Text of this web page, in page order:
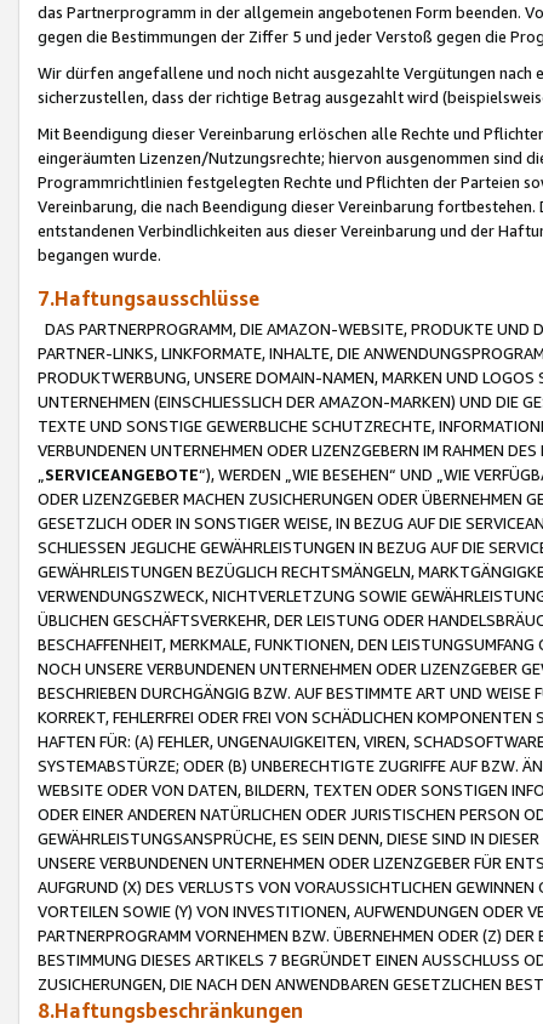
das Partnerprogramm in der allgemein angebotenen Form beenden.
gegen die Bestimmungen der Ziffer 5 und jeder Verstoß gegen die
Wir dürfen angefallene und noch nicht ausgezahlte Vergütungen
sicherzustellen, dass der richtige Betrag ausgezahlt wird
Mit Beendigung dieser Vereinbarung erlöschen alle Rechte und
eingeräumten Lizenzen/Nutzungsrechte; hiervon ausgenommen sind
Programmrichtlinien festgelegten Rechte und Pflichten der Parteien
Vereinbarung, die nach Beendigung dieser Vereinbarung
entstandenen Verbindlichkeiten aus dieser Vereinbarung und der
begangen wurde.
7.Haftungsausschlüsse
DAS PARTNERPROGRAMM, DIE AMAZON-WEBSITE, PRODUKTE UND
PARTNER-LINKS, LINKFORMATE, INHALTE, DIE
PRODUKTWERBUNG, UNSERE DOMAIN-NAMEN, MARKEN UND
UNTERNEHMEN (EINSCHLIESSLICH DER AMAZON-MARKEN) UND DIE
TEXTE UND SONSTIGE GEWERBLICHE SCHUTZRECHTE,
VERBUNDENEN UNTERNEHMEN ODER LIZENZGEBERN IM RAHMEN
SERVICEANGEBOTE“), WERDEN „WIE BESEHEN“ UND „WIE
ODER LIZENZGEBER MACHEN ZUSICHERUNGEN ODER ÜBERNEHMEN
GESETZLICH ODER IN SONSTIGER WEISE, IN BEZUG AUF DIE
SCHLIESSEN JEGLICHE GEWÄHRLEISTUNGEN IN BEZUG AUF DIE
GEWÄHRLEISTUNGEN BEZÜGLICH RECHTSMÄNGELN,
VERWENDUNGSZWECK, NICHTVERLETZUNG SOWIE
ÜBLICHEN GESCHÄFTSVERKEHR, DER LEISTUNG ODER
BESCHAFFENHEIT, MERKMALE, FUNKTIONEN, DEN
NOCH UNSERE VERBUNDENEN UNTERNEHMEN ODER LIZENZGEBER
BESCHRIEBEN DURCHGÄNGIG BZW. AUF BESTIMMTE ART UND
KORREKT, FEHLERFREI ODER FREI VON SCHÄDLICHEN
HAFTEN FÜR: (A) FEHLER, UNGENAUIGKEITEN, VIREN,
SYSTEMABSTÜRZE; ODER (B) UNBERECHTIGTE ZUGRIFFE AUF BZW.
WEBSITE ODER VON DATEN, BILDERN, TEXTEN ODER SONSTIGEN
ODER EINER ANDEREN NATÜRLICHEN ODER JURISTISCHEN PERSON
GEWÄHRLEISTUNGSANSPRÜCHE, ES SEIN DENN, DIESE SIND IN
UNSERE VERBUNDENEN UNTERNEHMEN ODER LIZENZGEBER FÜR
AUFGRUND (X) DES VERLUSTS VON VORAUSSICHTLICHEN
VORTEILEN SOWIE (Y) VON INVESTITIONEN, AUFWENDUNGEN ODER
PARTNERPROGRAMM VORNEHMEN BZW. ÜBERNEHMEN ODER (Z)
BESTIMMUNG DIESES ARTIKELS 7 BEGRÜNDET EINEN AUSSCHLUSS
ZUSICHERUNGEN, DIE NACH DEN ANWENDBAREN GESETZLICHEN
8.Haftungsbeschränkungen